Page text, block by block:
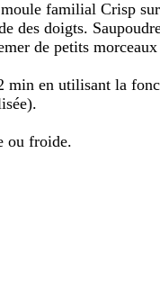
familial Crisp
des doigts.
de petits
min en utilisant la
ou froide.